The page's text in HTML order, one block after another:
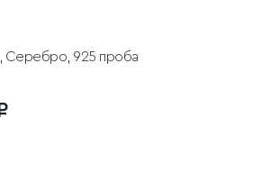
Серебро, 925 проба